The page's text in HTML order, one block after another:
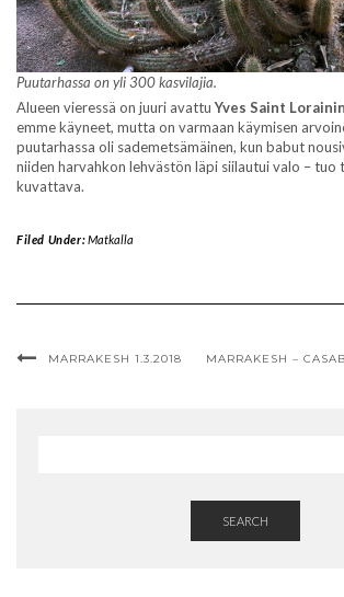
Puutarhassa on yli 300 kasvilajia.
Alueen vieressä on juuri avattuYves Saint
emme käyneet, mutta on varmaan käymisen
puutarhassa oli sademetsämäinen, kun babut
niiden harvahkon lehvästön läpi siilautui valo – tuo
kuvattava.
Filed Under:Matkalla
MARRAKESH 1.3.2018 MARRAKESH –
SEARCH